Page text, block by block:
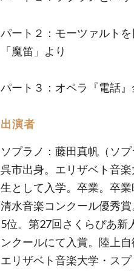
パート２：モーツァルト
「魔笛」より
パート３：オペラ『電話
出演者
ソプラノ：藤田真帆（ソプ
呉市出身。エリザベト音
生として入学。卒業。卒
清水音楽コンクール優秀
5位。第27回さくらぴあ新
ンクールにて入賞。陸上
エリザベト音楽大学・ス